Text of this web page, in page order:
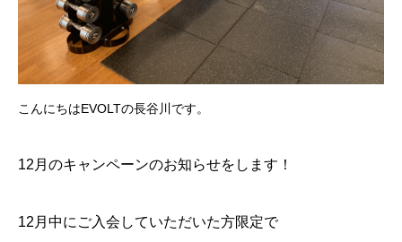
こんにちはEVOLTの長谷川です。
12 月のキャンペーンのお知らせをします！
12 月中にご入会していただいた方限定で